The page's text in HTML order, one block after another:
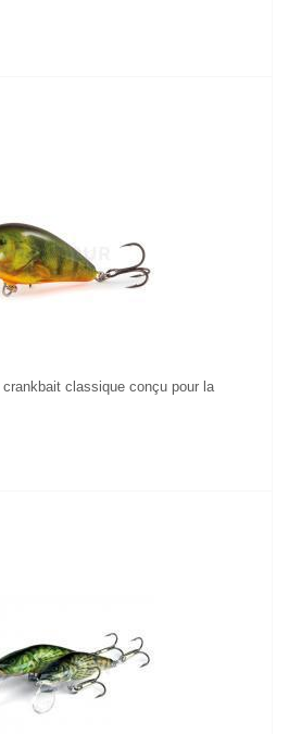
LE PRODUIT
classique conçu pour la